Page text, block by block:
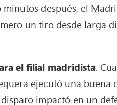
después, el
un tiro desde larga
el filial madridista.
ejecutó una
impactó en un